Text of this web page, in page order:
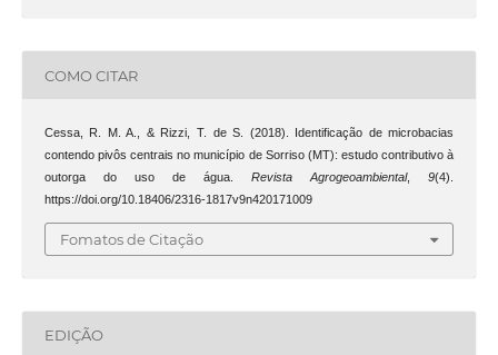
COMO CITAR
Cessa, R. M. A., & Rizzi, T. de S. (2018). Identificação de microbacias
contendo pivôs centrais no município de Sorriso (MT): estudo contributivo à
outorga do uso de água.Revista Agrogeoambiental,9(4).
https://doi.org/10.18406/2316-1817v9n420171009
Fomatos de Citação
EDIÇÃO